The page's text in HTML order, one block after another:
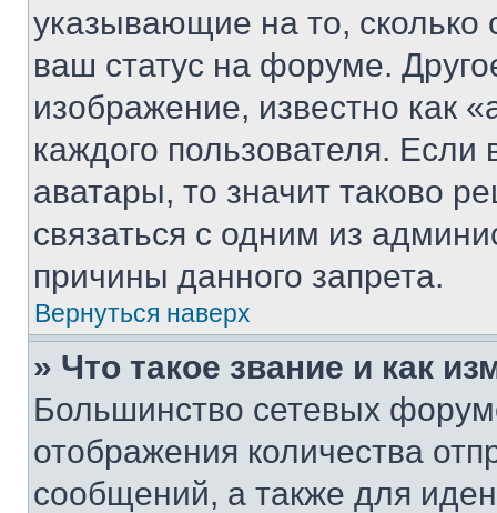
указывающие на то,
ваш статус на форуме.
изображение, известно как
каждого пользователя.
аватары, то значит таково
связаться с одним из
причины данного запрета.
Вернуться наверх
» Что такое звание и как
Большинство сетевых
отображения количества
сообщений, а также для